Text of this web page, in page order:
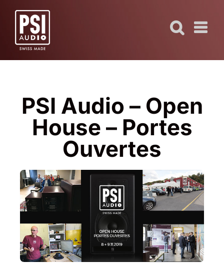
content
PSI Audio – Open
House – Portes
Ouvertes